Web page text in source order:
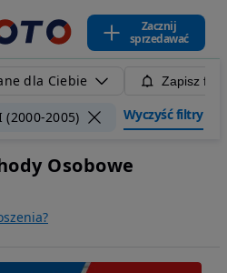
Zacznij
sprzedawać
dla Ciebie Zapisz
(2000-2005) Wyczyść filtry
Osobowe